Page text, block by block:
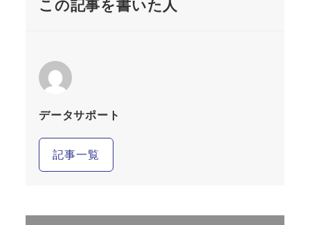
この記事を書いた人
データサポート
記事一覧